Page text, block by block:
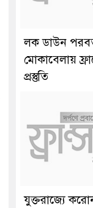
লক ডাউন
মোকাবেলায়
প্রস্তুতি
যুক্তরাজ্যে